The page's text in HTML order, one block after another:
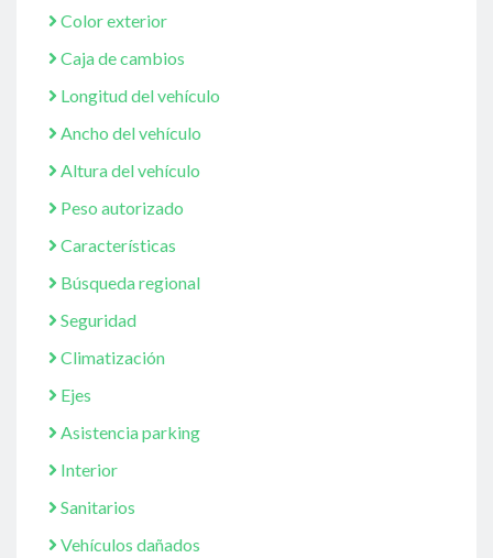
Color exterior
Caja de cambios
Longitud del vehículo
Ancho del vehículo
Altura del vehículo
Peso autorizado
Características
Búsqueda regional
Seguridad
Climatización
Ejes
Asistencia parking
Interior
Sanitarios
Vehículos dañados